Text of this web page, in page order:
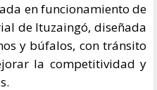
en funcionamiento de
de Ituzaingó, diseñada
y búfalos, con tránsito
la competitividad y